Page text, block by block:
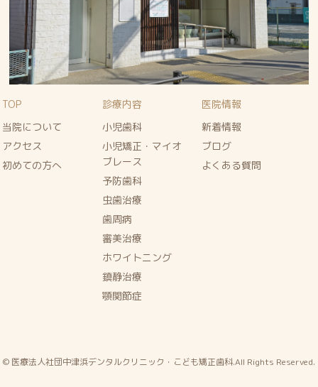
TOP
当院について
アクセス
初めての方へ
診療内容
小児歯科
小児矯正・マイオ
ブレース
予防歯科
虫歯治療
歯周病
審美治療
ホワイトニング
鎮静治療
顎関節症
医院情報
新着情報
ブログ
よくある質問
© 医療法人社団中津浜デンタルクリニック・こども矯正歯科.All Rights Reserved.